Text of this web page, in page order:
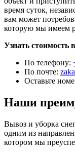
время суток,
вам может
которую мы имеем
Узнать стоимость
По телефону:
По почте:
Оставьте
Наши
Вывоз и уборка
одним из
котором мы